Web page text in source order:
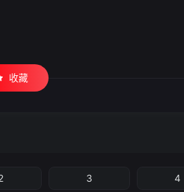
收藏
3 4